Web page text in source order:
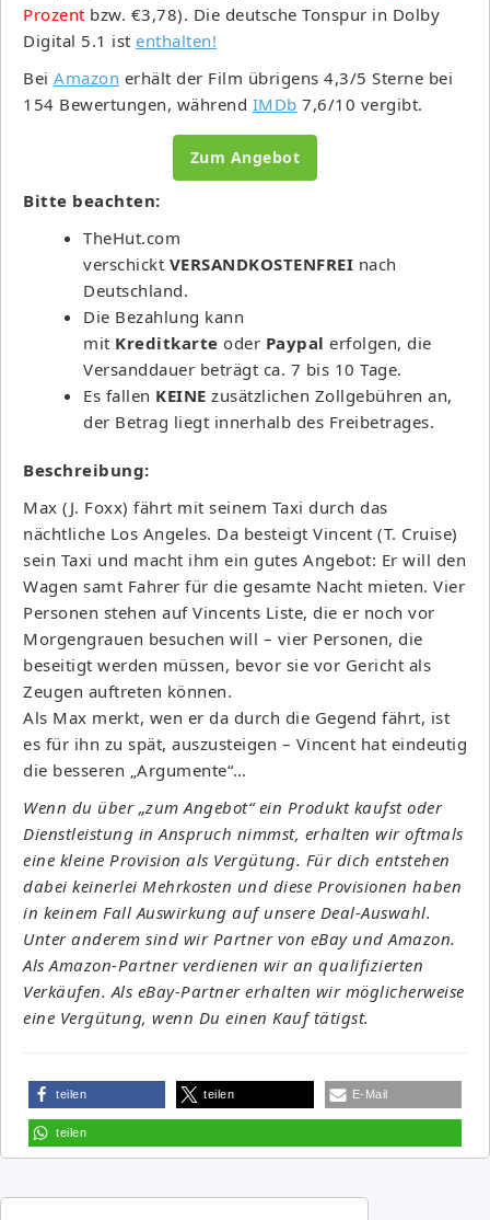
Prozent bzw. €3,78). Die deutsche Tonspur in Dolby
Digital 5.1 ist enthalten!
Bei Amazon erhält der Film übrigens 4,3/5 Sterne bei
154 Bewertungen, während IMDb 7,6/10 vergibt.
Zum Angebot
Bitte beachten:
TheHut.com
verschickt VERSANDKOSTENFREI nach
Deutschland.
Die Bezahlung kann
mit Kreditkarte oder Paypal erfolgen, die
Versanddauer beträgt ca. 7 bis 10 Tage.
Es fallen KEINE zusätzlichen Zollgebühren an,
der Betrag liegt innerhalb des Freibetrages.
Beschreibung:
Max (J. Foxx) fährt mit seinem Taxi durch das
nächtliche Los Angeles. Da besteigt Vincent (T. Cruise)
sein Taxi und macht ihm ein gutes Angebot: Er will den
Wagen samt Fahrer für die gesamte Nacht mieten. Vier
Personen stehen auf Vincents Liste, die er noch vor
Morgengrauen besuchen will – vier Personen, die
beseitigt werden müssen, bevor sie vor Gericht als
Zeugen auftreten können.
Als Max merkt, wen er da durch die Gegend fährt, ist
es für ihn zu spät, auszusteigen – Vincent hat eindeutig
die besseren „Argumente“…
Wenn du über „zum Angebot“ ein Produkt kaufst oder
Dienstleistung in Anspruch nimmst, erhalten wir oftmals
eine kleine Provision als Vergütung. Für dich entstehen
dabei keinerlei Mehrkosten und diese Provisionen haben
in keinem Fall Auswirkung auf unsere Deal-Auswahl.
Unter anderem sind wir Partner von eBay und Amazon.
Als Amazon-Partner verdienen wir an qualifizierten
Verkäufen. Als eBay-Partner erhalten wir möglicherweise
eine Vergütung, wenn Du einen Kauf tätigst.
teilen teilen E-Mail
teilen